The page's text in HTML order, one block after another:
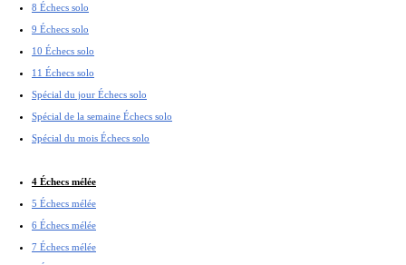
8 Échecs solo
9 Échecs solo
10 Échecs solo
11 Échecs solo
Spécial du jour Échecs solo
Spécial de la semaine Échecs solo
Spécial du mois Échecs solo
4 Échecs mélée
5 Échecs mélée
6 Échecs mélée
7 Échecs mélée